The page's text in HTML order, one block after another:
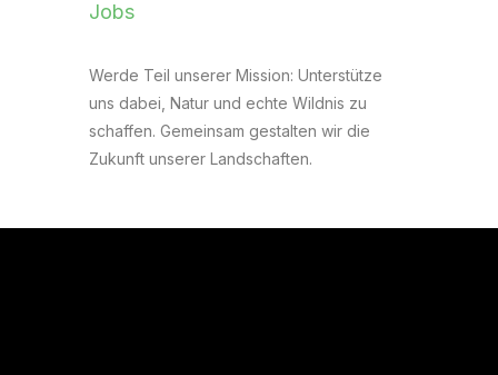
Jobs
Werde Teil unserer Mission: Unterstütze
uns dabei, Natur und echte Wildnis zu
schaffen. Gemeinsam gestalten wir die
Zukunft unserer Landschaften.